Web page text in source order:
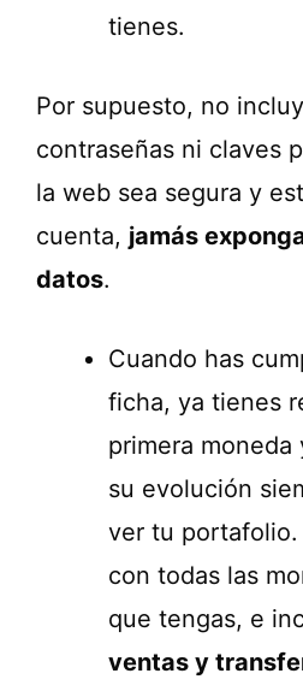
tienes.
Por supuesto, no
contraseñas ni claves
la web sea segura y
cuenta, jamás
datos.
Cuando has
ficha, ya tienes
primera moneda
su evolución
ver tu
con todas las
que tengas, e
ventas y